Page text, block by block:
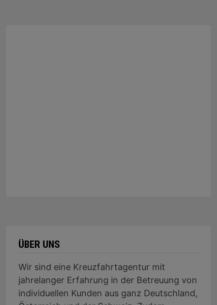
ÜBER UNS
Wir sind eine Kreuzfahrtagentur mit
jahrelanger Erfahrung in der Betreuung von
individuellen Kunden aus ganz Deutschland,